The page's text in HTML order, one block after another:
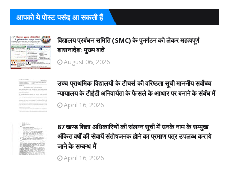
आपको ये पोस्ट पसंद आ सकती हैं
विद्यालय प्रबंधन समिति (SMC) के पुनर्गठन को लेकर महत्वपूर्ण
शासनादेश: मुख्य बातें
August 06, 2026
उच्च प्राथमिक विद्यालयों के टीचर्स की वरिष्ठता सूची माननीय सर्वोच्च
न्यायालय के टीईटी अनिवार्यता के फैसले के आधार पर बनाने के संबंध में
April 16, 2026
87 खण्ड शिक्षा अधिकारियों की संलग्न सूची में उनके नाम के सम्मुख
अंकित वर्षों की सेवायें संतोषजनक होने का प्रमाण पत्र उपलब्ध कराये
जाने के सम्बन्ध में
April 16, 2026